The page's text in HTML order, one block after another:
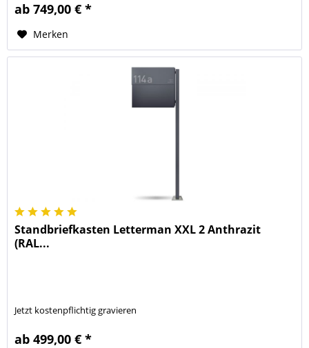
ab 749,00 € *
Merken
Standbriefkasten Letterman XXL 2 Anthrazit
(RAL...
Jetzt kostenpflichtig gravieren
ab 499,00 € *